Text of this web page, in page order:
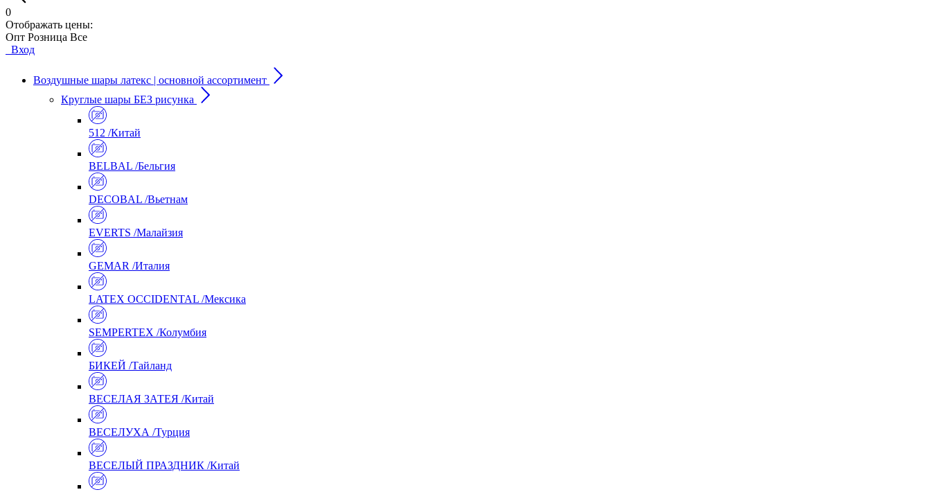
0
Отображать цены:
Опт Розница Все
Вход
Воздушные шары латекс | основной ассортимент
Круглые шары БЕЗ рисунка
512 /Китай
BELBAL /Бельгия
DECOBAL /Вьетнам
EVERTS /Малайзия
GEMAR /Италия
LATEX OCCIDENTAL /Мексика
SEMPERTEX /Колумбия
БИКЕЙ /Тайланд
ВЕСЕЛАЯ ЗАТЕЯ /Китай
ВЕСЕЛУХА /Турция
ВЕСЕЛЫЙ ПРАЗДНИК /Китай